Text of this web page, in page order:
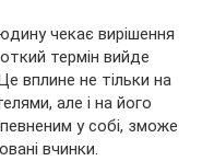
чекає вирішення
термін вийде
вплине не тільки на
але і на його
у собі, зможе
вчинки.